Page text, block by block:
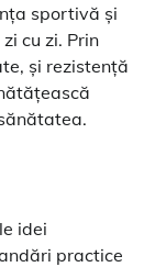
sportivă și
cu zi. Prin
și rezistență
idei
practice